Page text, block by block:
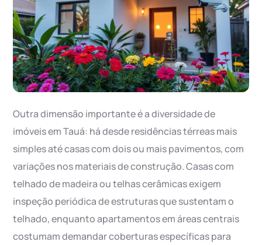
Outra dimensão importante é a diversidade de
imóveis em Tauá: há desde residências térreas mais
simples até casas com dois ou mais pavimentos, com
variações nos materiais de construção. Casas com
telhado de madeira ou telhas cerâmicas exigem
inspeção periódica de estruturas que sustentam o
telhado, enquanto apartamentos em áreas centrais
costumam demandar coberturas específicas para